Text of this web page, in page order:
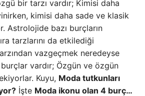
bir tarzı vardır; Kimisi daha
kimisi daha sade ve klasik
Astrolojide bazı burçların
tarzlarını da etkilediği
vazgeçmek neredeyse
burçlar vardır; Özgün ve özgün
Kuyu, Moda tutkunları
İşte Moda ikonu olan 4 burç…